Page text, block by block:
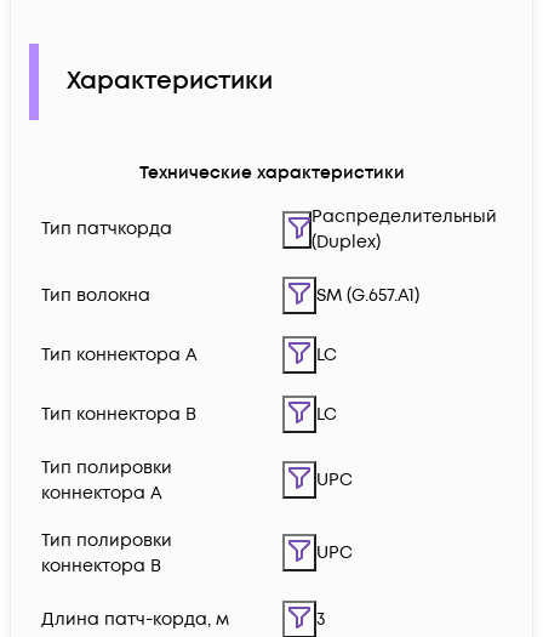
Характеристики
Технические характеристики
Тип патчкорда
Распределительный
(Duplex)
Тип волокна SM (G.657.A1)
Тип коннектора A LC
Тип коннектора B LC
Тип полировки
коннектора A
UPC
Тип полировки
коннектора B
UPC
Длина патч-корда, м 3